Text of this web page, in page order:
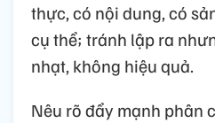
thực, có nội dung, có
cụ thể; tránh lập ra
nhạt, không hiệu quả.
Nêu rõ đẩy mạnh phân